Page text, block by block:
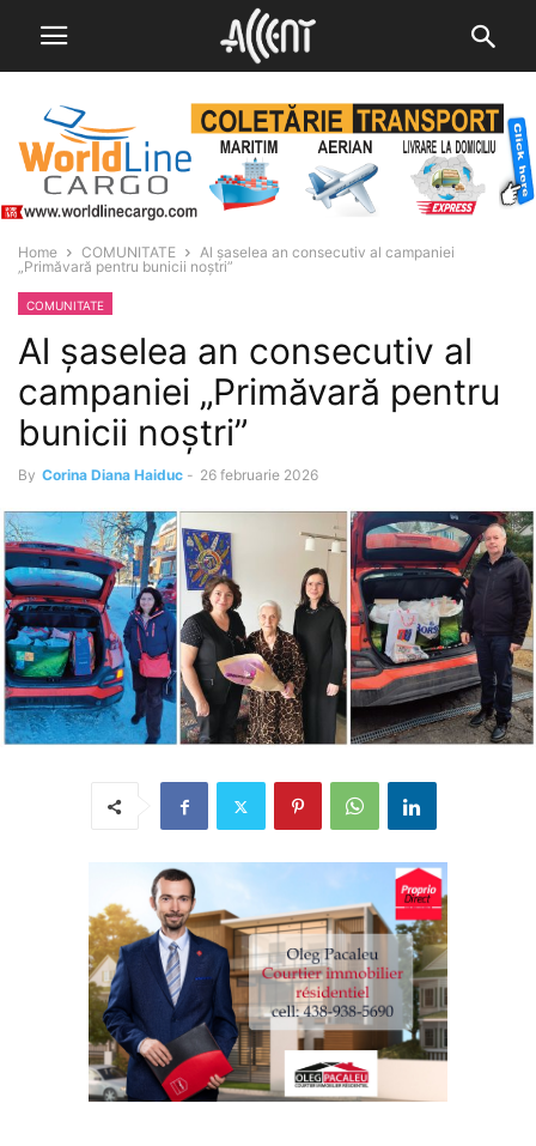
Home COMUNITATE
Al șaselea an consecutiv al campaniei
„Primăvară pentru bunicii noștri”
COMUNITATE
Al șaselea an consecutiv al
campaniei „Primăvară pentru
bunicii noștri”
By Corina Diana Haiduc - 26 februarie 2026